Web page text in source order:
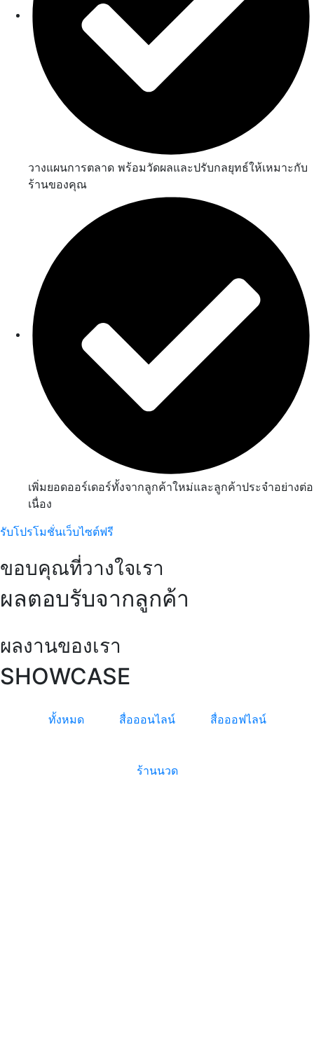
วางแผนการตลาด พร้อมวัดผลและปรับกลยุทธ์ให้เหมาะกับ
ร้านของคุณ
เพิ่มยอดออร์เดอร์ทั้งจากลูกค้าใหม่และลูกค้าประจำอย่างต่อ
เนื่อง
รับโปรโมชั่นเว็บไซต์ฟรี
ขอบคุณที่วางใจเรา
ผลตอบรับจากลูกค้า
ผลงานของเรา
SHOWCASE
ทั้งหมด สื่อออนไลน์ สื่อออฟไลน์
ร้านนวด